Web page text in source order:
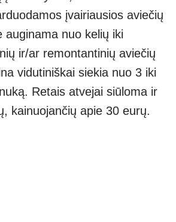
įvairiausios aviečių
auginama nuo kelių iki
ir/ar remontantinių aviečių
vidutiniškai siekia nuo 3 iki
Retais atvejai siūloma ir
kainuojančių apie 30 eurų.